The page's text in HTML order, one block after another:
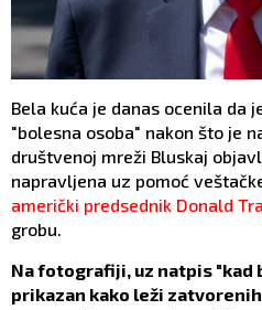
Bela kuća je danas ocenila da
"bolesna osoba" nakon što je
društvenoj mreži Bluskaj
napravljena uz pomoć
američki predsednik Donald
grobu.
Na fotografiji, uz natpis "kad
prikazan kako leži